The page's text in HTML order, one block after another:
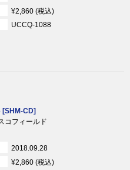
¥2,860 (税込)
UCCQ-1088
[SHM-CD]
コフィールド
2018.09.28
¥2,860 (税込)